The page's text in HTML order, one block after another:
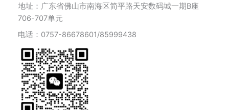
地址：广东省佛山市南海区简平路天安数码城一期B座
706-707单元
电话：0757-86678601/85999438